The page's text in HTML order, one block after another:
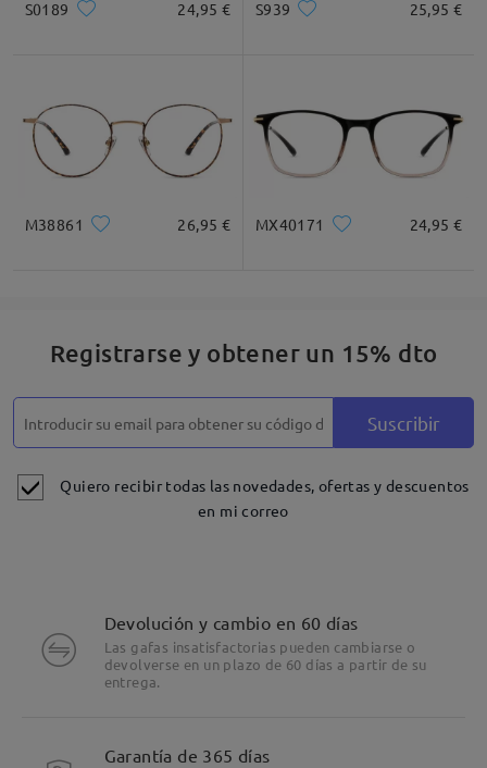
S0189 24,95 € S939 25,95 €
M38861 26,95 € MX40171 24,95 €
Registrarse y obtener un 15% dto
Suscribir
Quiero recibir todas las novedades, ofertas y descuentos
en mi correo
Devolución y cambio en 60 días
Las gafas insatisfactorias pueden cambiarse o
devolverse en un plazo de 60 días a partir de su
entrega.
Garantía de 365 días